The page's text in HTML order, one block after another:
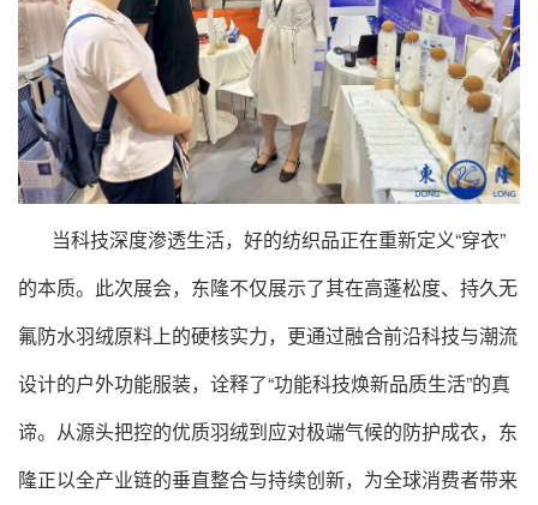
当科技深度渗透生活，好的纺织品正在重新定义“穿衣”
的本质。此次展会，东隆不仅展示了其在高蓬松度、持久无
氟防水羽绒原料上的硬核实力，更通过融合前沿科技与潮流
设计的户外功能服装，诠释了“功能科技焕新品质生活”的真
谛。从源头把控的优质羽绒到应对极端气候的防护成衣，东
隆正以全产业链的垂直整合与持续创新，为全球消费者带来